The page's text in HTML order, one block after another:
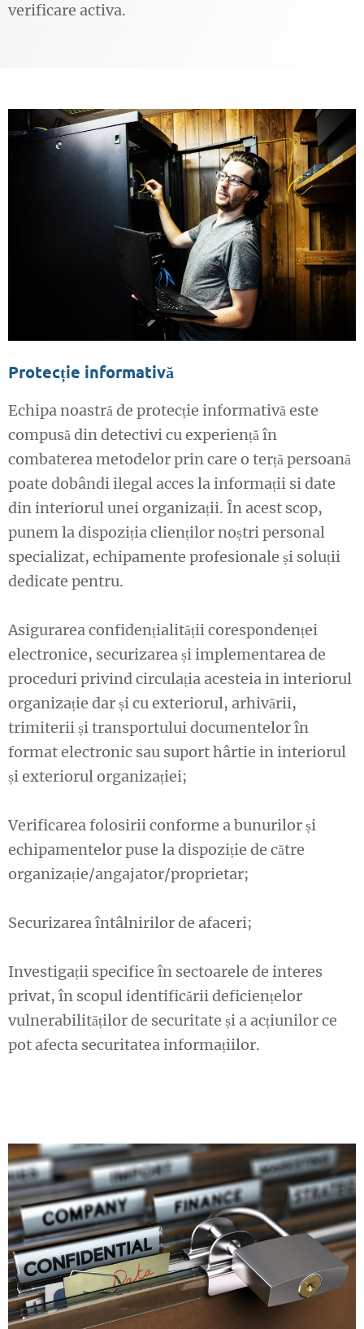
verificare activa.
Protecție informativă
Echipa noastră de protecție informativă este
compusă din detectivi cu experiență în
combaterea metodelor prin care o terță persoană
poate dobândi ilegal acces la informații si date
din interiorul unei organizații. În acest scop,
punem la dispoziția clienților noștri personal
specializat, echipamente profesionale și soluții
dedicate pentru.
Asigurarea confidențialității corespondenței
electronice, securizarea și implementarea de
proceduri privind circulația acesteia in interiorul
organizație dar și cu exteriorul, arhivării,
trimiterii și transportului documentelor în
format electronic sau suport hârtie in interiorul
și exteriorul organizației;
Verificarea folosirii conforme a bunurilor și
echipamentelor puse la dispoziție de către
organizație/angajator/proprietar;
Securizarea întâlnirilor de afaceri;
Investigații specifice în sectoarele de interes
privat, în scopul identificării deficiențelor
vulnerabilităților de securitate și a acțiunilor ce
pot afecta securitatea informațiilor.